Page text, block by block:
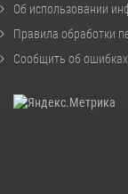
Об использовании
Правила обработки
Сообщить об ошибках